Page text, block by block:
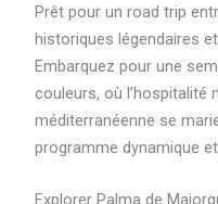
Prêt pour un road trip
historiques légendaires
Embarquez pour une
couleurs, où l’hospitalité
méditerranéenne se
programme dynamique
Explorer Palma de